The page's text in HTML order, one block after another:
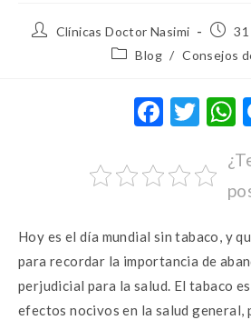
Clínicas Doctor Nasimi
Blog / Consejos
F
e
o
o
k
T
it
r
Hoy es el día mundial sin tabaco, y
para recordar la importancia de
perjudicial para la salud. El tabaco
efectos nocivos en la salud general,